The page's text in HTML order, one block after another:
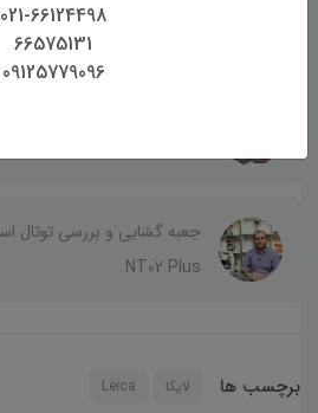
جعبه گشایی متر لیزری لایکا Leica D510 پک
NT02 Plus
برچسب ها لایکا Leica
021-66124498
66575131
09125779096